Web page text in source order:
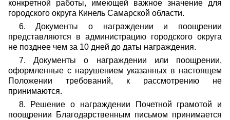
конкретной работы, имеющей важное значение для
городского округа Кинель Самарской области.
6. Документы о награждении и поощрении
представляются в администрацию городского округа
не позднее чем за 10 дней до даты награждения.
7. Документы о награждении или поощрении,
оформленные с нарушением указанных в настоящем
Положении требований, к рассмотрению не
принимаются.
8. Решение о награждении Почетной грамотой и
поощрении Благодарственным письмом принимается